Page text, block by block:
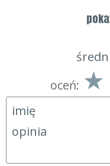
zastosowanie stali
jest jedną z
ATS 34 a o klasę wyżej
Rękojeść jest wykonana
FRN (Nylon Filled Rezin)
mikrowłóknami
zniszczenia
back lock zastosowano
ma zapobiec
uchwyceniu noża. W
oceń: